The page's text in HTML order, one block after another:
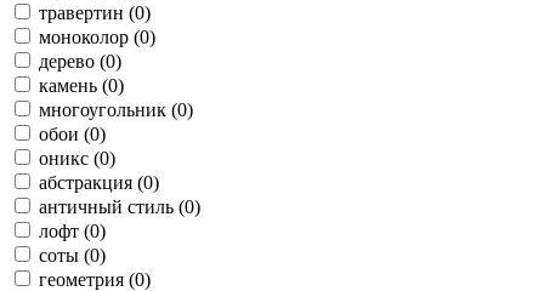
травертин (0)
моноколор (0)
дерево (0)
камень (0)
многоугольник (0)
обои (0)
оникс (0)
абстракция (0)
античный стиль (0)
лофт (0)
соты (0)
геометрия (0)